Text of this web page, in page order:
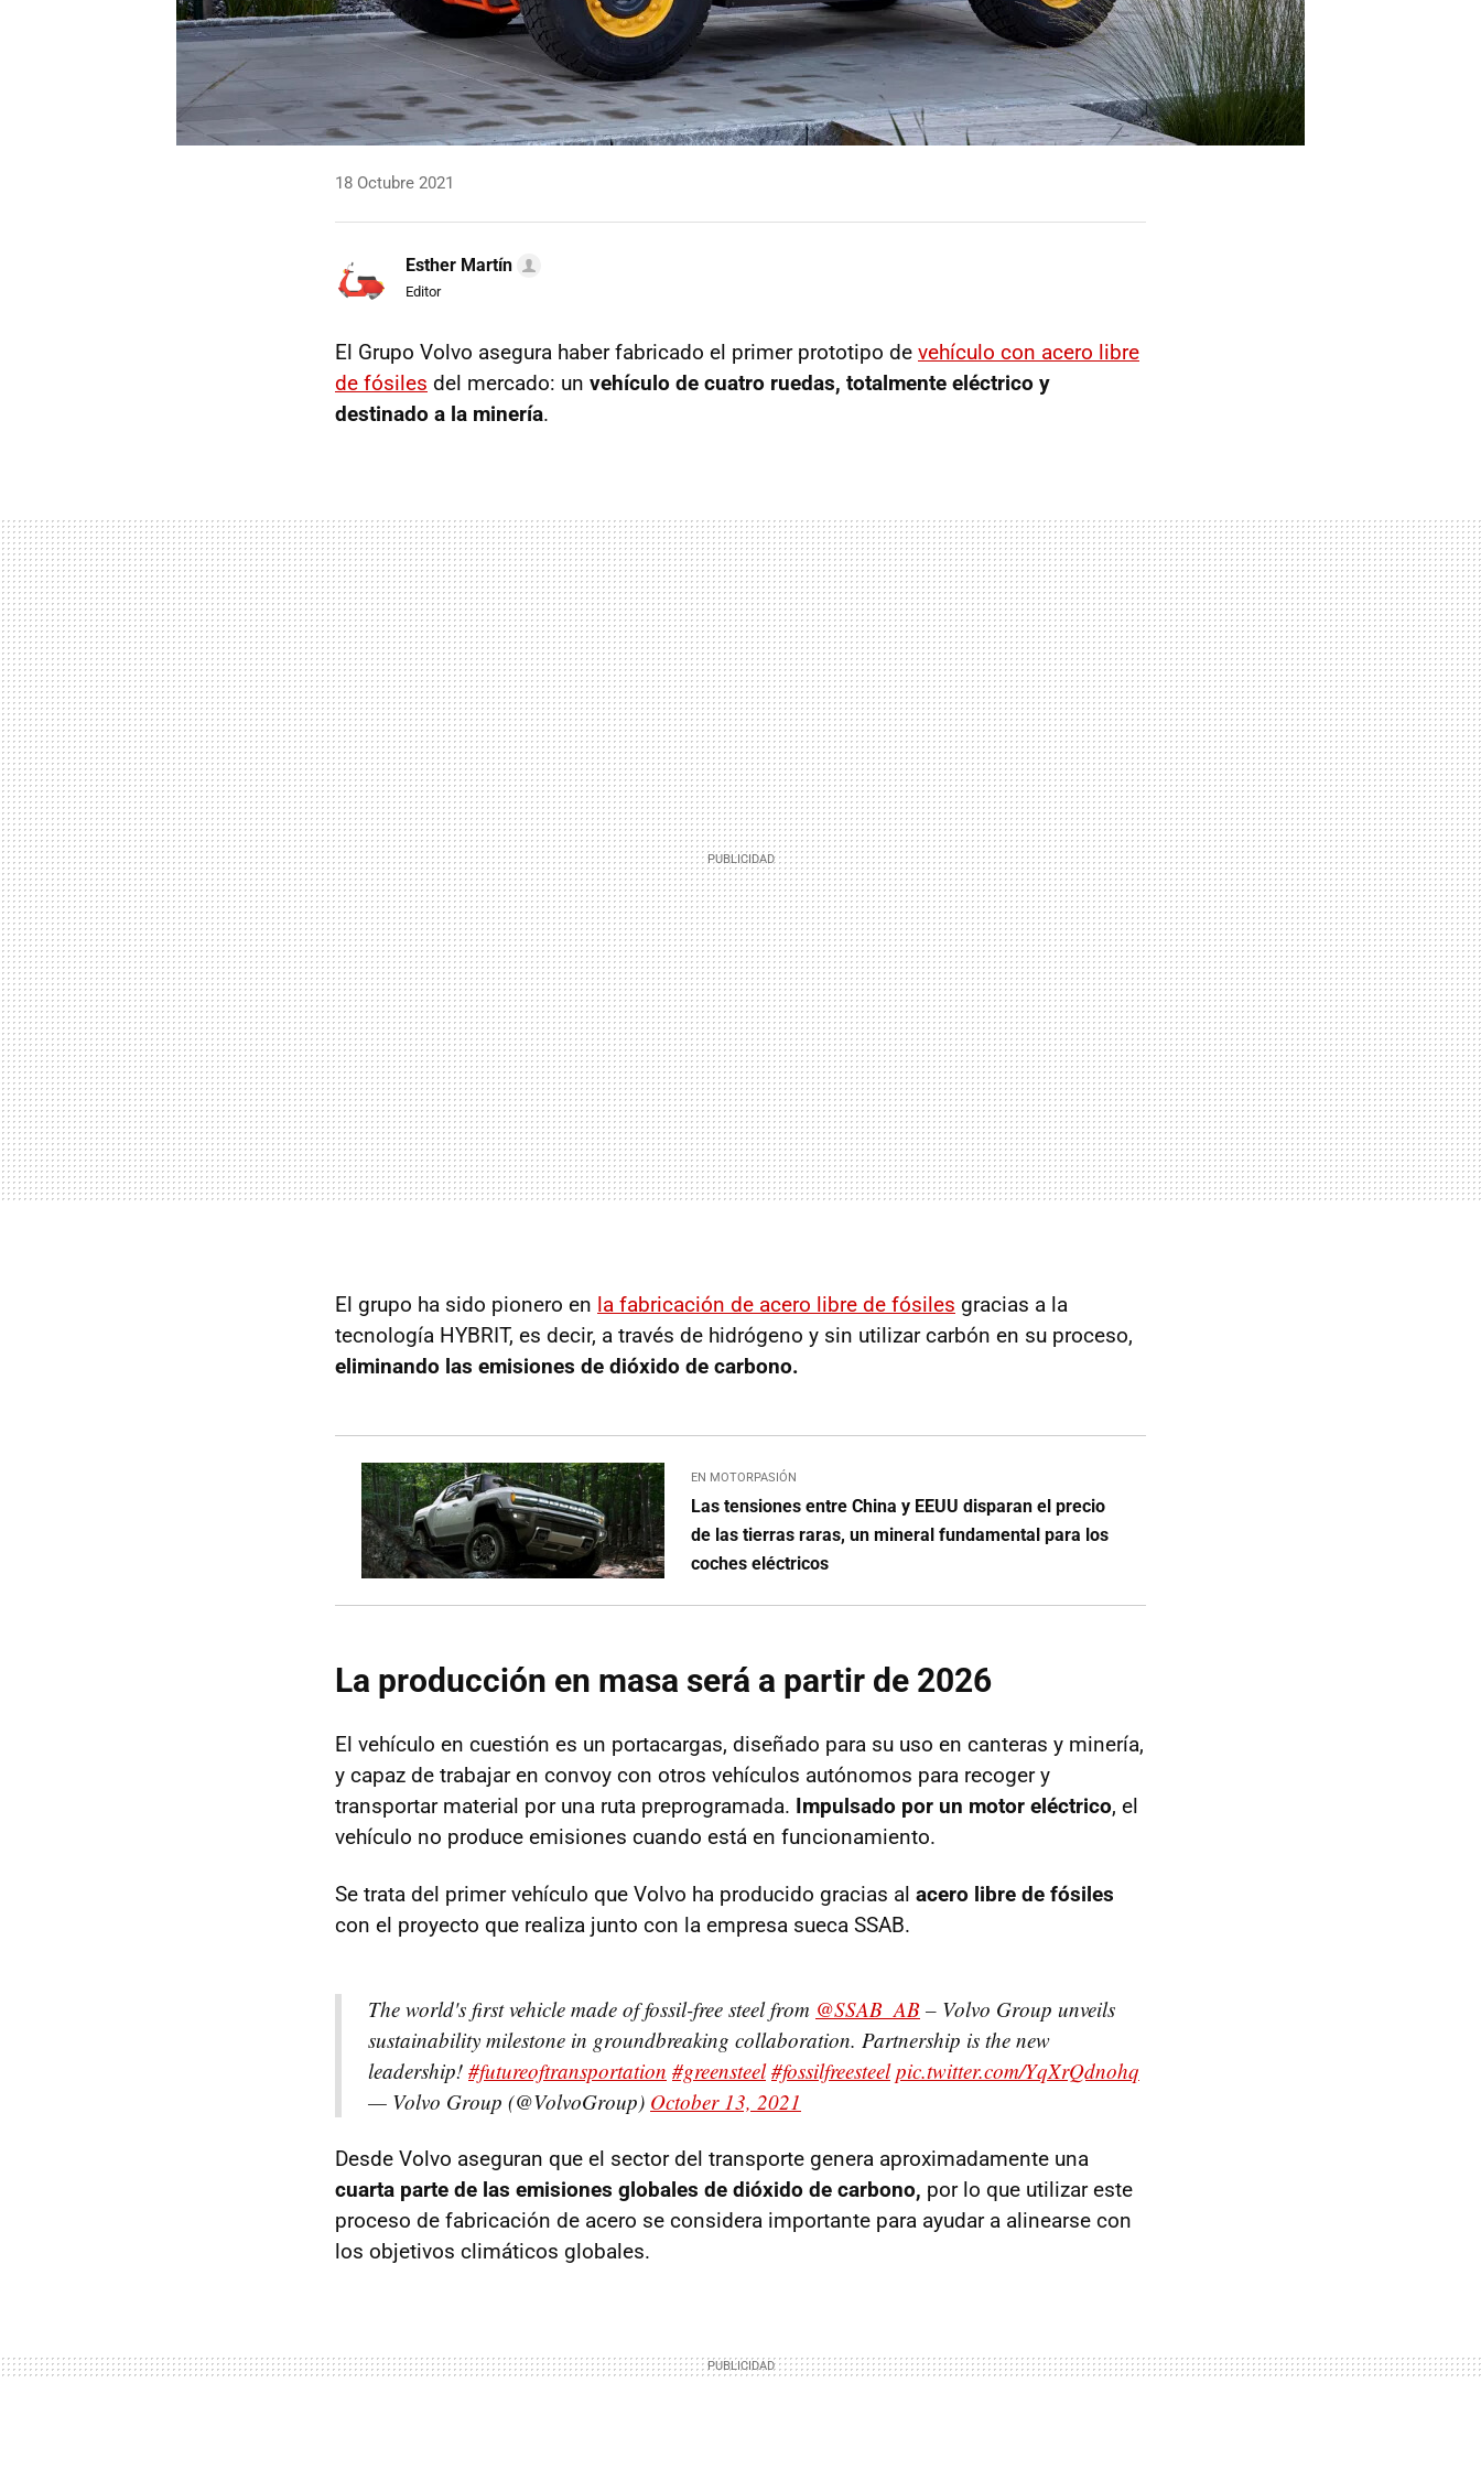
18 Octubre 2021
Esther Martín
Editor
El Grupo Volvo asegura haber fabricado el primer prototipo de vehículo con acero libre
de fósiles del mercado: un vehículo de cuatro ruedas, totalmente eléctrico y
destinado a la minería.
El grupo ha sido pionero en la fabricación de acero libre de fósiles gracias a la
tecnología HYBRIT, es decir, a través de hidrógeno y sin utilizar carbón en su proceso,
eliminando las emisiones de dióxido de carbono.
EN MOTORPASIÓN
Las tensiones entre China y EEUU disparan el precio
de las tierras raras, un mineral fundamental para los
coches eléctricos
La producción en masa será a partir de 2026
El vehículo en cuestión es un portacargas, diseñado para su uso en canteras y minería,
y capaz de trabajar en convoy con otros vehículos autónomos para recoger y
transportar material por una ruta preprogramada. Impulsado por un motor eléctrico, el
vehículo no produce emisiones cuando está en funcionamiento.
Se trata del primer vehículo que Volvo ha producido gracias al acero libre de fósiles
con el proyecto que realiza junto con la empresa sueca SSAB.
The world's first vehicle made of fossil-free steel from @SSAB_AB – Volvo Group unveils
sustainability milestone in groundbreaking collaboration. Partnership is the new
leadership! #futureoftransportation #greensteel #fossilfreesteel pic.twitter.com/YqXrQdnohq
— Volvo Group (@VolvoGroup) October 13, 2021
Desde Volvo aseguran que el sector del transporte genera aproximadamente una
cuarta parte de las emisiones globales de dióxido de carbono, por lo que utilizar este
proceso de fabricación de acero se considera importante para ayudar a alinearse con
los objetivos climáticos globales.